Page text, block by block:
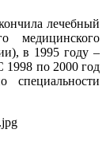
лечебный
медицинского
в 1995 году –
1998 по 2000 год
специальности